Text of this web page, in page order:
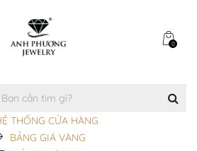
0
THỐNG CỬA HÀNG
BẢNG GIÁ VÀNG